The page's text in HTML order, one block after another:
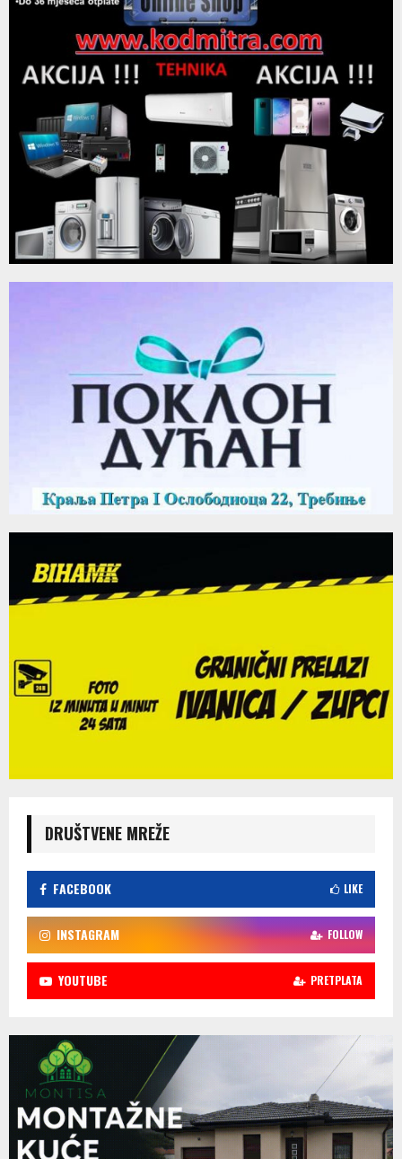
DRUŠTVENE MREŽE
FACEBOOK LIKE
INSTAGRAM FOLLOW
YOUTUBE PRETPLATA